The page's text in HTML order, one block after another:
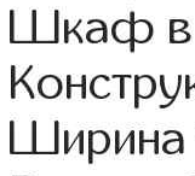
Шкаф в
Ширина